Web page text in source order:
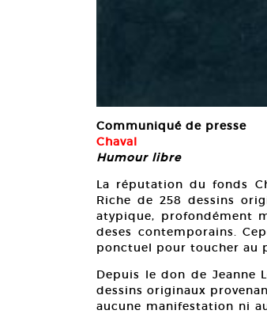
Communiqué de presse
Chaval
Humour libre
La réputation du fonds
Riche de 258 dessins
atypique, profondément
deses contemporains.
ponctuel pour toucher au
Depuis le don de Jeanne
dessins originaux
aucune manifestation ni